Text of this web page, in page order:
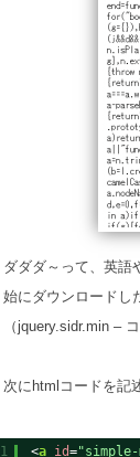
ダダダ～って、英語
始にダウンロードし
（jquery.sidr.min –
次にhtmlコードを記
1
<a id="simple-